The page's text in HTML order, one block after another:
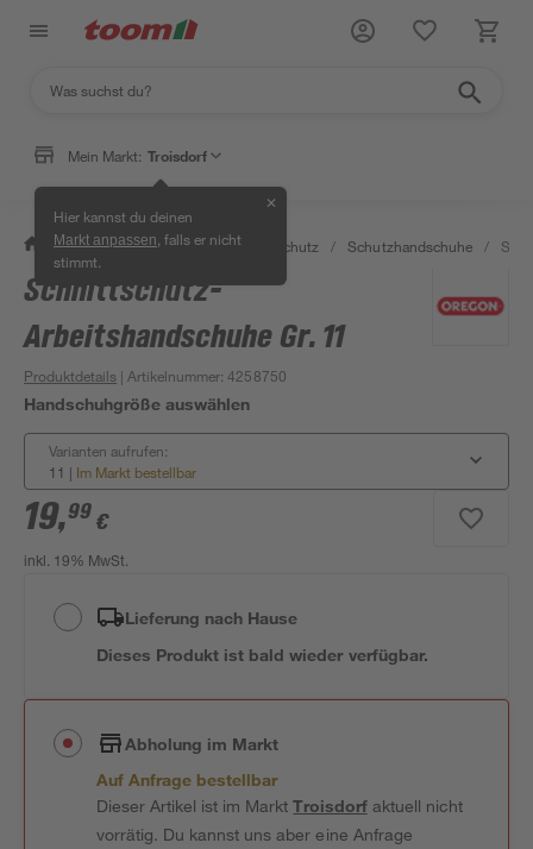
Mein Markt: Troisdorf
Hier kannst du deinen
Markt anpassen , falls er nicht
stimmt.
✕
/ Bauen & Renovieren / Arbeitsschutz / Schutzhandschuhe /
Schnittschutz-
Arbeitshandschuhe Gr. 11
Produktdetails | Artikelnummer:4258750
Handschuhgröße auswählen
Varianten aufrufen:
11 | Im Markt bestellbar
19,99 €
inkl. 19% MwSt.
Lieferung nach Hause
Dieses Produkt ist bald wieder verfügbar.
Abholung im Markt
Auf Anfrage bestellbar
Dieser Artikel ist im MarktTroisdorfaktuell nicht
vorrätig. Du kannst uns aber eine Anfrage